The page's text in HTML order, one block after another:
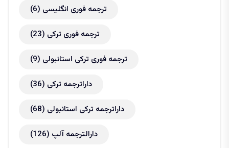
ترجمه فوری انگلیسی (6)
ترجمه فوری ترکی (23)
ترجمه فوری ترکی استانبولی (9)
داراترجمه ترکی (36)
داراترجمه ترکی استانبولی (68)
دارالترجمه آلپ (126)